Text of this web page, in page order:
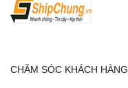
CHĂM SÓC KHÁCH HÀNG